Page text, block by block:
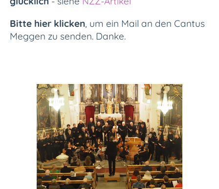
Bitte hier klicken, um ein Mail an den Cantus
Meggen zu senden. Danke.